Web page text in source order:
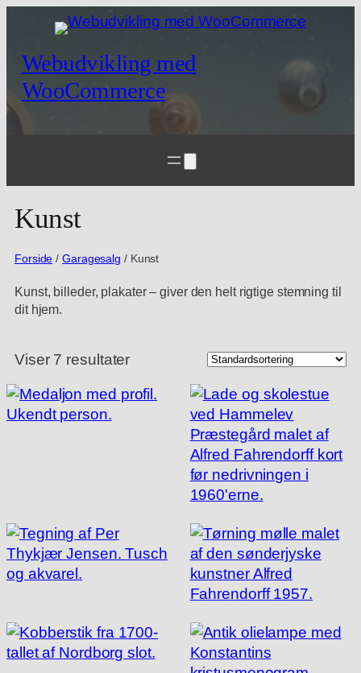
indhold
Webudvikling med
WooCommerce
Kunst
Forside /Garagesalg / Kunst
Kunst, billeder, plakater – giver den helt rigtige stemning til
dit hjem.
Viser 7 resultater